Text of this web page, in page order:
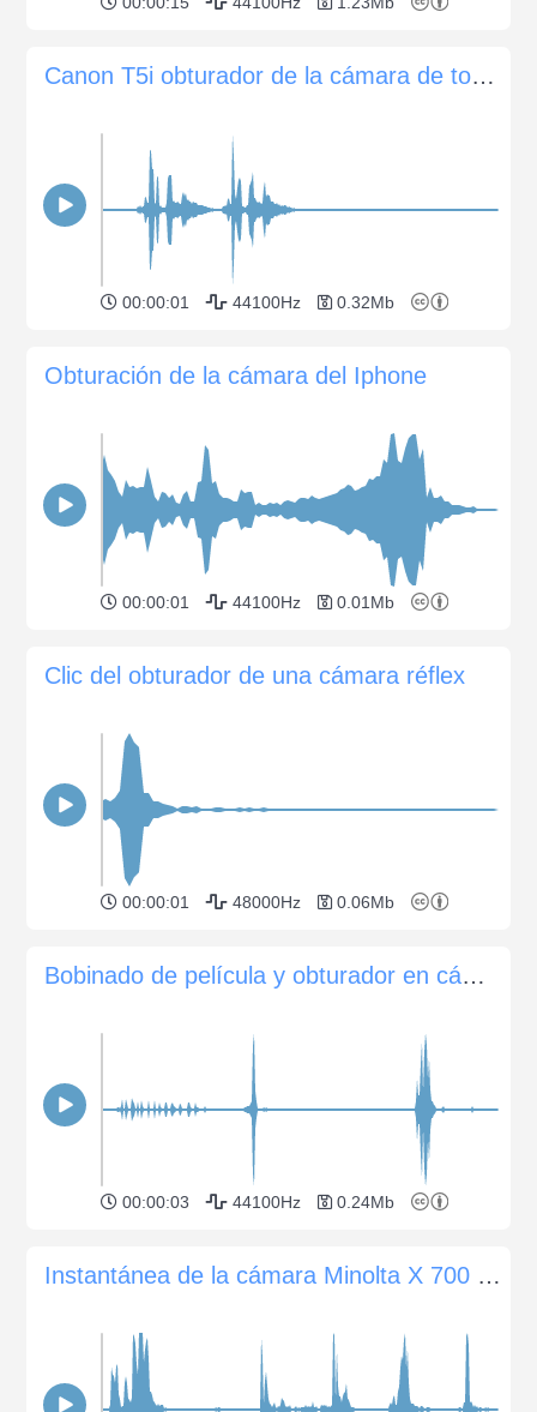
Canon T5i obturador de la cámara de tomar dos fotos
00:00:01 44100Hz 0.32Mb
Obturación de la cámara del Iphone
00:00:01 44100Hz 0.01Mb
Clic del obturador de una cámara réflex
00:00:01 48000Hz 0.06Mb
Bobinado de película y obturador en cámara Minolta XG
00:00:03 44100Hz 0.24Mb
Instantánea de la cámara Minolta X 700 sin el Motor Drive